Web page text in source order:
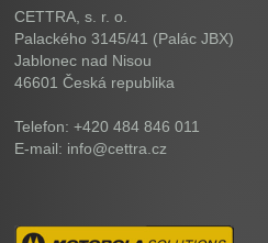
CETTRA, s. r. o.
Palackého 3145/41 (Palác JBX)
Jablonec nad Nisou
46601Česká republika
Telefon: +420 484 846 011
E-mail: info@cettra.cz